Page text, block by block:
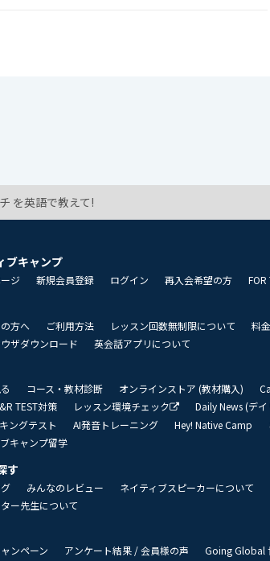
を英語で教えて!
ブキャンプ
ジ 新規会員登録 ログイン 再入会希望の方 FOR
方へ ご利用方法 レッスン回数無制限について 料
ザダウンロード
英会話アプリについて
コース・教材診断 オンラインストア (教材購入)
TEST対策
レッスン環境チェック Daily News (デ
ングテスト
AI発音トレーニング Hey! Native Camp
キャンプ留学
す
みんなのレビュー ネイティブスピーカーについて
ー先生について
ンペーン アンケート結果 / 会員様の声 Going Global